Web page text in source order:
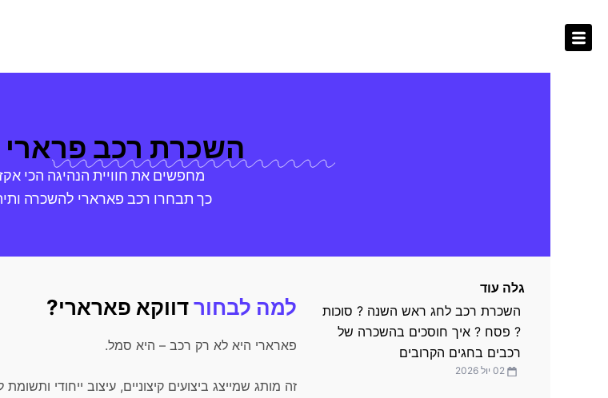
לתוכן
השכרת רכב פרארי
מחפשים את חוויית הנהיגה הכי
כך תבחרו רכב פארארי להשכרה
גלה עוד
השכרת רכב לחג ראש השנה ? סוכות
? פסח ? איך חוסכים בהשכרה של
רכבים בחגים הקרובים
למה לבחור דווקא פארארי?
פארארי היא לא רק רכב – היא סמל.
זה מותג שמייצג ביצועים קיצוניים, עיצוב ייחודי